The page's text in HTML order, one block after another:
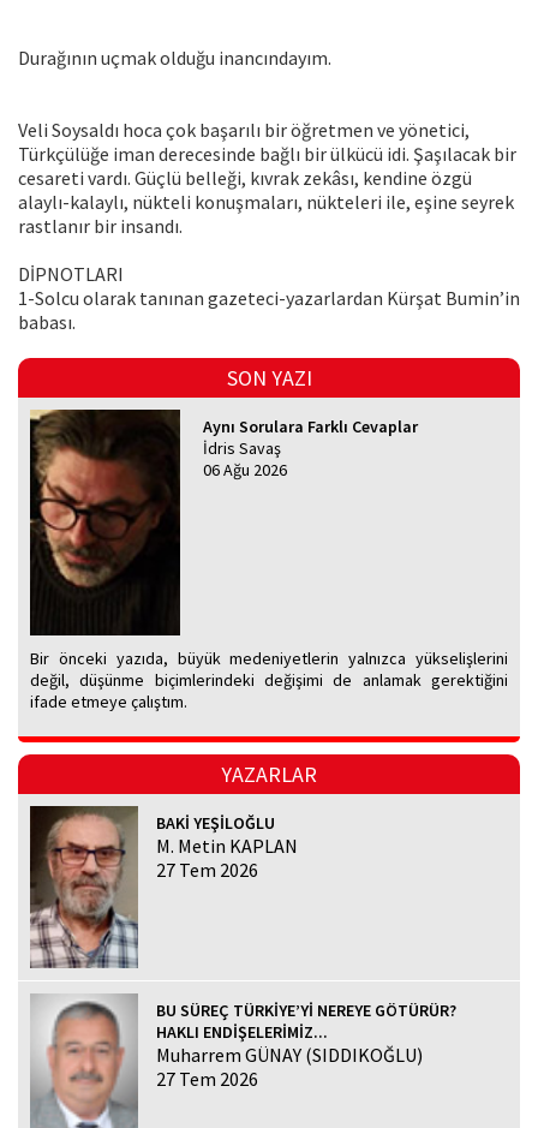
Durağının uçmak olduğu inancındayım.
Veli Soysaldı hoca çok başarılı bir öğretmen ve yönetici,
Türkçülüğe iman derecesinde bağlı bir ülkücü idi. Şaşılacak bir
cesareti vardı. Güçlü belleği, kıvrak zekâsı, kendine özgü
alaylı-kalaylı, nükteli konuşmaları, nükteleri ile, eşine seyrek
rastlanır bir insandı.
DİPNOTLARI
1-Solcu olarak tanınan gazeteci-yazarlardan Kürşat Bumin’in
babası.
SON YAZI
Aynı Sorulara Farklı Cevaplar
İdris Savaş
06 Ağu 2026
Bir önceki yazıda, büyük medeniyetlerin yalnızca yükselişlerini
değil, düşünme biçimlerindeki değişimi de anlamak gerektiğini
ifade etmeye çalıştım.
YAZARLAR
BAKİ YEŞİLOĞLU
M. Metin KAPLAN
27 Tem 2026
BU SÜREÇ TÜRKİYE’Yİ NEREYE GÖTÜRÜR?
HAKLI ENDİŞELERİMİZ...
Muharrem GÜNAY (SIDDIKOĞLU)
27 Tem 2026